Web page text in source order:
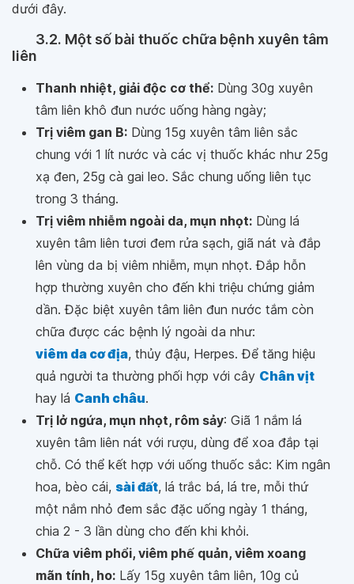
dưới đây.
3.2. Một số bài thuốc chữa bệnh xuyên tâm
liên
Thanh nhiệt, giải độc cơ thể: Dùng 30g xuyên
tâm liên khô đun nước uống hàng ngày;
Trị viêm gan B: Dùng 15g xuyên tâm liên sắc
chung với 1 lít nước và các vị thuốc khác như 25g
xạ đen, 25g cà gai leo. Sắc chung uống liên tục
trong 3 tháng.
Trị viêm nhiễm ngoài da, mụn nhọt: Dùng lá
xuyên tâm liên tươi đem rửa sạch, giã nát và đắp
lên vùng da bị viêm nhiễm, mụn nhọt. Đắp hỗn
hợp thường xuyên cho đến khi triệu chứng giảm
dần. Đặc biệt xuyên tâm liên đun nước tắm còn
chữa được các bệnh lý ngoài da như:
viêm da cơ địa, thủy đậu, Herpes. Để tăng hiệu
quả người ta thường phối hợp với cây Chân vịt
hay lá Canh châu.
Trị lở ngứa, mụn nhọt, rôm sảy: Giã 1 nắm lá
xuyên tâm liên nát với rượu, dùng để xoa đắp tại
chỗ. Có thể kết hợp với uống thuốc sắc: Kim ngân
hoa, bèo cái, sài đất, lá trắc bá, lá tre, mỗi thứ
một nắm nhỏ đem sắc đặc uống ngày 1 tháng,
chia 2 - 3 lần dùng cho đến khi khỏi.
Chữa viêm phổi, viêm phế quản, viêm xoang
mãn tính, ho: Lấy 15g xuyên tâm liên, 10g củ